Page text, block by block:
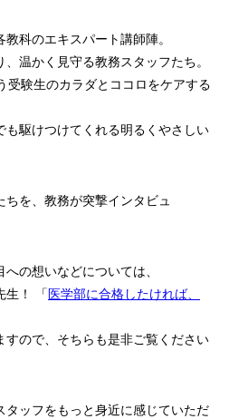
科のエキスパート講師陣。
温かく見守る教務スタッフたち。
受験生のカラダとココロをケアする
も駆けつけてくれる明るくやさしい
を、教務が突撃インタビュ
の想いなどについては、
生！ 「 医学部に合格したければ、
すので、そちらも是非ご覧ください
タッフをもっと身近に感じていただ